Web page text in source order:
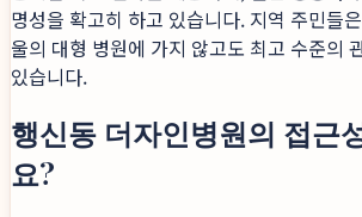
명성을 확고히 하고 있습니다. 지역 주민들
울의 대형 병원에 가지 않고도 최고 수준의
있습니다.
행신동 더자인병원의 접근
요?